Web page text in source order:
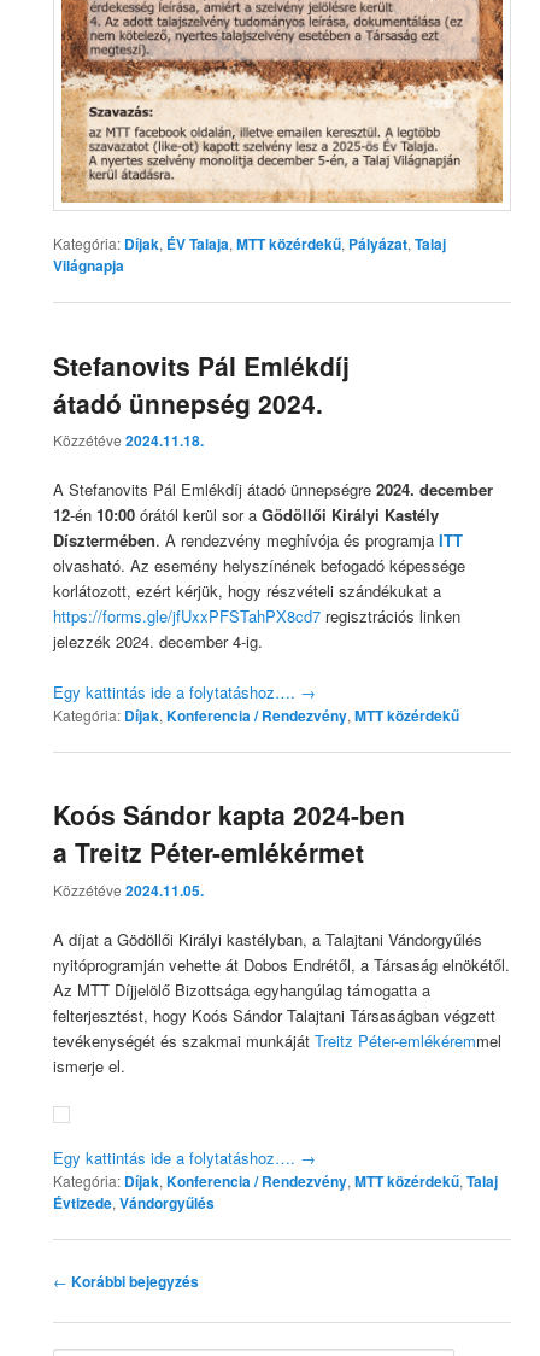
Kategória: Díjak, ÉV Talaja,MTT közérdekű, Pályázat,Talaj
Világnapja
Stefanovits Pál Emlékdíj
átadó ünnepség 2024.
Közzétéve2024.11.18.
A Stefanovits Pál Emlékdíj átadó ünnepségre2024. december
12-én10:00 órától kerül sor aGödöllői Királyi Kastély
Dísztermében. A rendezvény meghívója és programjaITT
olvasható. Az esemény helyszínének befogadó képessége
korlátozott, ezért kérjük, hogy részvételi szándékukat a
https://forms.gle/jfUxxPFSTahPX8cd7 regisztrációs linken
jelezzék 2024. december 4-ig.
Egy kattintás ide a folytatáshoz…. →
Kategória: Díjak,Konferencia / Rendezvény,MTT közérdekű
Koós Sándor kapta 2024-ben
a Treitz Péter-emlékérmet
Közzétéve2024.11.05.
A díjat a Gödöllői Királyi kastélyban, a Talajtani Vándorgyűlés
nyitóprogramján vehette át Dobos Endrétől, a Társaság elnökétől.
Az MTT Díjjelölő Bizottsága egyhangúlag támogatta a
felterjesztést, hogy Koós Sándor Talajtani Társaságban végzett
tevékenységét és szakmai munkájátTreitz Péter-emlékéremmel
ismerje el.
Egy kattintás ide a folytatáshoz…. →
Kategória: Díjak,Konferencia / Rendezvény,MTT közérdekű,Talaj
Évtizede,Vándorgyűlés
Bejegyzés
← Korábbi bejegyzés